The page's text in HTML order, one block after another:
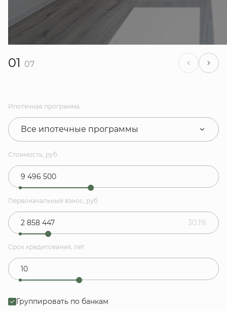
01 07
Ипотечная программа
Все ипотечные программы
Стоимость, руб.
Первоначальный взнос, руб.
30.1%
Срок кредитования, лет
Группировать по банкам